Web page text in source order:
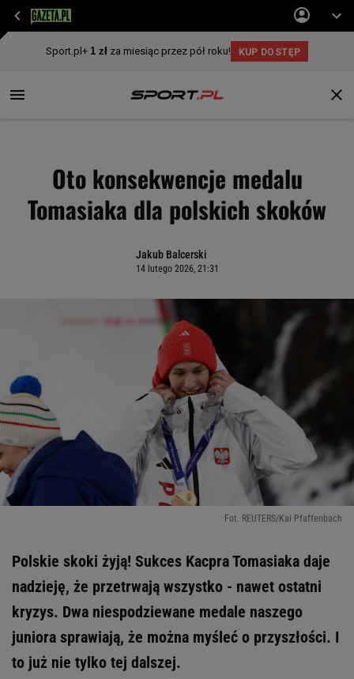
Oto konsekwencje medalu
Tomasiaka dla polskich skoków
Jakub Balcerski
14 lutego 2026, 21:31
Fot. REUTERS/Kai Pfaffenbach
Polskie skoki żyją! Sukces Kacpra Tomasiaka daje
nadzieję, że przetrwają wszystko - nawet ostatni
kryzys. Dwa niespodziewane medale naszego
juniora sprawiają, że można myśleć o przyszłości. I
to już nie tylko tej dalszej.